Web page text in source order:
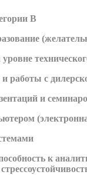
B
с
и
к